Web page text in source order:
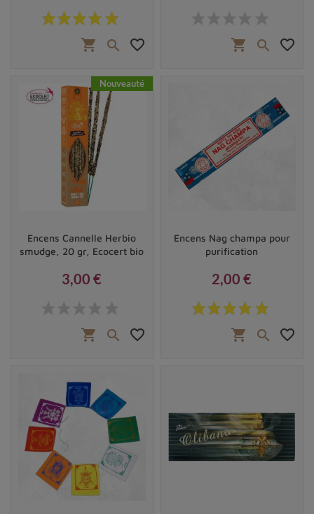
Prix
shopping_cart  favorite_border shopping_cart  favorite_border
Nouveauté
Encens Cannelle Herbio
smudge, 20 gr, Ecocert bio
3,00 €
shopping_cart  favorite_border
Encens Nag champa pour
purification
Prix
2,00 €
shopping_cart  favorite_border